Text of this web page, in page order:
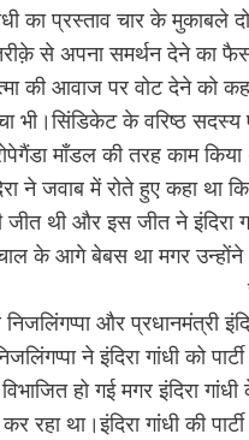
का प्रस्ताव चार के मुकाबले
से अपना समर्थन देने का
की आवाज पर वोट देने को
भी।सिंडिकेट के वरिष्ठ सदस्य
माँडल की तरह काम
ने जवाब में रोते हुए कहा था
जीत थी और इस जीत ने इंदिरा
के आगे बेबस था मगर उन्होंने
और प्रधानमंत्री
ने इंदिरा गांधी को
विभाजित हो गई मगर इंदिरा
कर रहा था।इंदिरा गांधी की